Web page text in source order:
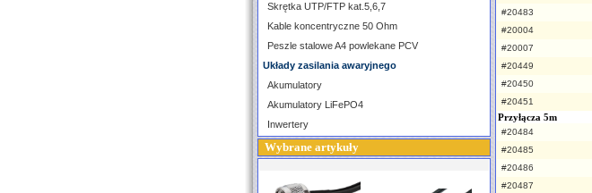
Skrętka UTP/FTP kat.5,6,7
Kable koncentryczne 50 Ohm
Peszle stalowe A4 powlekane PCV
Układy zasilania awaryjnego
Akumulatory
Akumulatory LiFePO4
Inwertery
Wybrane artykuły
#20483
#20004
#20007
#20449
#20450
#20451
Przyłącza 5m
#20484
#20485
#20486
#20487